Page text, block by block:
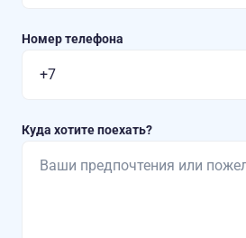
Номер телефона
Куда хотите поехать?